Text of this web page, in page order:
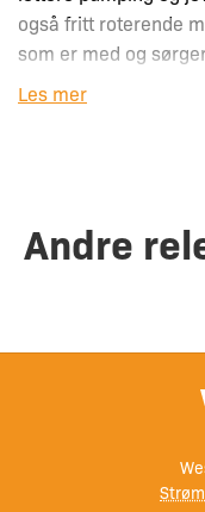
også fritt roterende
som er med og
Pistolen har 5 års
Les mer
Andre